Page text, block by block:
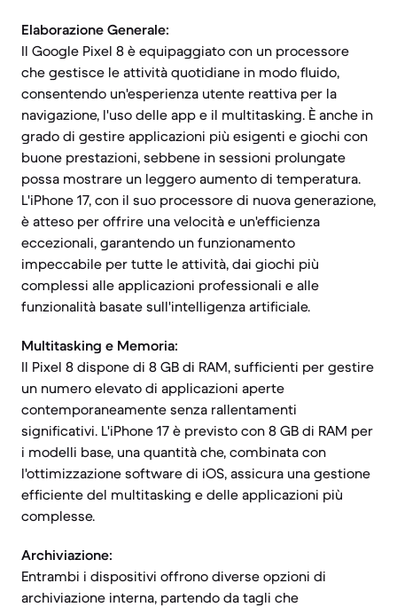
Elaborazione Generale:
Il Google Pixel 8 è equipaggiato con un processore
che gestisce le attività quotidiane in modo fluido,
consentendo un'esperienza utente reattiva per la
navigazione, l'uso delle app e il multitasking. È anche in
grado di gestire applicazioni più esigenti e giochi con
buone prestazioni, sebbene in sessioni prolungate
possa mostrare un leggero aumento di temperatura.
L'iPhone 17, con il suo processore di nuova generazione,
è atteso per offrire una velocità e un'efficienza
eccezionali, garantendo un funzionamento
impeccabile per tutte le attività, dai giochi più
complessi alle applicazioni professionali e alle
funzionalità basate sull'intelligenza artificiale.
Multitasking e Memoria:
Il Pixel 8 dispone di 8 GB di RAM, sufficienti per gestire
un numero elevato di applicazioni aperte
contemporaneamente senza rallentamenti
significativi. L'iPhone 17 è previsto con 8 GB di RAM per
i modelli base, una quantità che, combinata con
l'ottimizzazione software di iOS, assicura una gestione
efficiente del multitasking e delle applicazioni più
complesse.
Archiviazione:
Entrambi i dispositivi offrono diverse opzioni di
archiviazione interna, partendo da tagli che